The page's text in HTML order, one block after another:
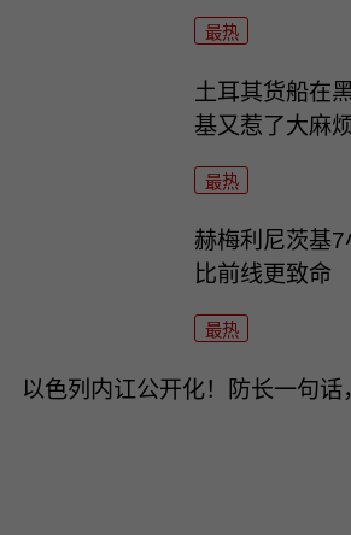
最热
土耳其货船在
基又惹了大麻
最热
赫梅利尼茨基
比前线更致命
最热
以色列内讧公开化！防长一句话